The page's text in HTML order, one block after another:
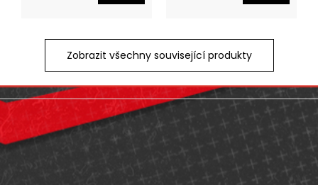
Zobrazit všechny související produkty
Z
á
p